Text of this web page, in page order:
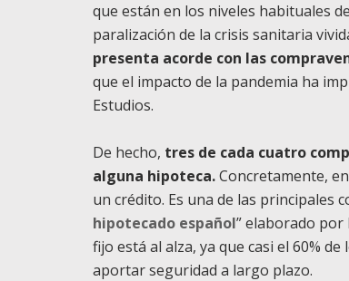
que están en los niveles habituales
paralización de la crisis sanitaria
presenta acorde con las
que el impacto de la pandemia ha
Estudios.
De hecho, tres de cada cuatro
alguna hipoteca.Concretamente,
un crédito. Es una de las principales
hipotecado español” elaborado por
fijo está al alza, ya que casi el 60%
aportar seguridad a largo plazo.